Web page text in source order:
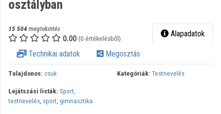
Intézményi felfedezés
Kategóriák
Intézményi listák
Intézmények
Közreműködők
osztályban
15 504megtekintés
0.00 (0 értékelésből) Alapadatok
Technikai adatok Megosztás
Tulajdonos: csuk Kategóriák: Testnevelés
Lejátszási listák: Sport,
testnevelés, sport, gimnasztika